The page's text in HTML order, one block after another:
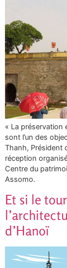
« La préservation
sont l’un des
Thanh, Président
réception
Centre du
Assomo.
Et si le
d’Hanoï